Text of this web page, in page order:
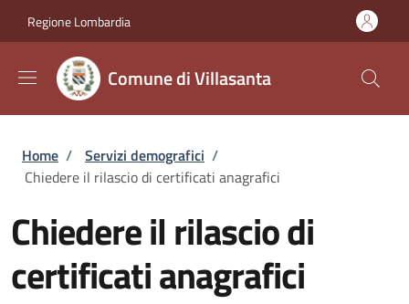
Regione Lombardia
Comune di Villasanta
Briciole di pane
Home / Servizi demografici /
Chiedere il rilascio di certificati anagrafici
Chiedere il rilascio di
certificati anagrafici